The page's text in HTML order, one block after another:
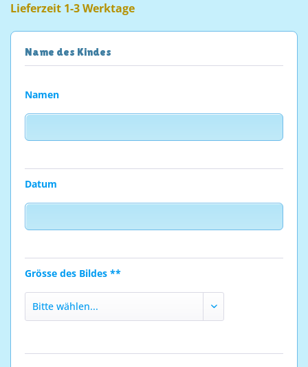
Lieferzeit 1-3 Werktage
Name des Kindes
Namen
Datum
Grösse des Bildes **